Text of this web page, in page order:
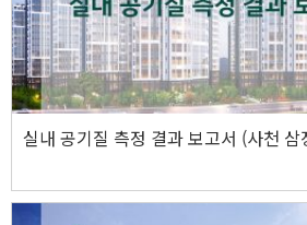
실내 공기질 측정 결과 보고서 (사천